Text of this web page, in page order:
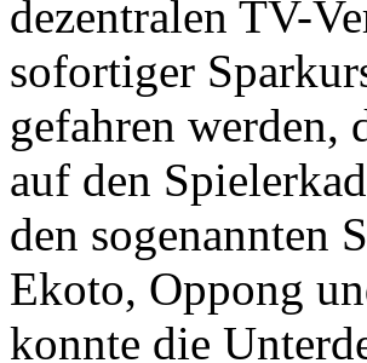
dezentralen TV-
sofortiger
gefahren werden,
auf den
den sogenannten
Ekoto, Oppong
konnte die